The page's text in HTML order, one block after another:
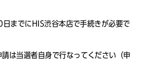
までにHIS渋谷本店で手続きが必要で
は当選者自身で行なってください（申